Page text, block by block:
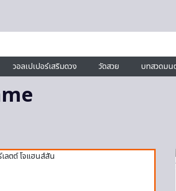
วอลเปเปอร์เสริมดวง วัดสวย บทสวดมน